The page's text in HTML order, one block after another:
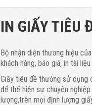
IN GIẤY TIÊU
Bộ nhận diện thương hiệu
khách hàng, báo giá, in tài
Giấy tiêu đề thường sử dụng
để thể hiện sự chuyên
lượng,trên mọi định lượng